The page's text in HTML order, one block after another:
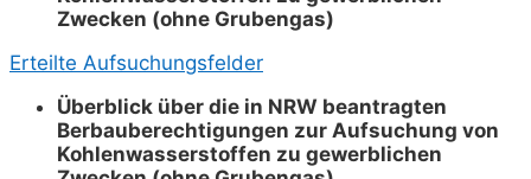
Zwecken (ohne Grubengas)
Erteilte Aufsuchungsfelder
Überblick über die in NRW beantragten
Berbauberechtigungen zur Aufsuchung von
Kohlenwasserstoffen zu gewerblichen